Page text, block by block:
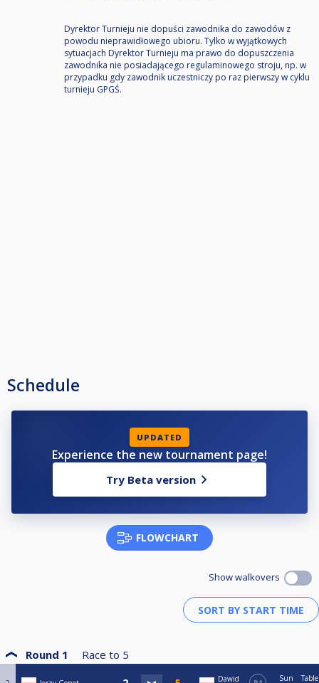
Dyrektor Turnieju nie dopuści zawodnika do zawodów z
powodu nieprawidłowego ubioru. Tylko w wyjątkowych
sytuacjach Dyrektor Turnieju ma prawo do dopuszczenia
zawodnika nie posiadającego regulaminowego stroju, np. w
przypadku gdy zawodnik uczestniczy po raz pierwszy w cyklu
turnieju GPGŚ.
Schedule
UPDATED
Experience the new tournament page!
Try Beta version
FLOWCHART
Show walkovers
Round 1 Race to 5
Dawid
Sun
Table